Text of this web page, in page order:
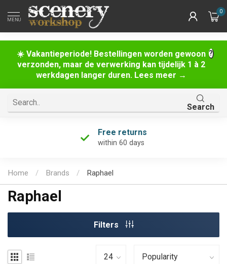
☀️ Vakantieperiode! Bestellingen worden gewoon
verzonden, maar de verwerking kan tijdelijk 1 à 2
werkdagen langer duren. Lees meer →
MENU
0
Search
Free returns
within 60 days
Home / Brands / Raphael
Raphael
Filters